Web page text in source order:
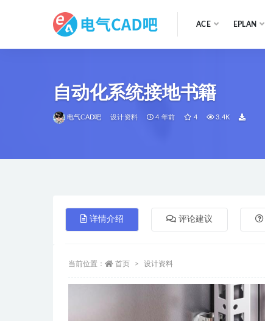
ACE EPLAN
自动化系统接地书籍
电气CAD吧 设计资料 4 年前 4 3.4K
详情介绍 评论建议
当前位置： 首页 设计资料